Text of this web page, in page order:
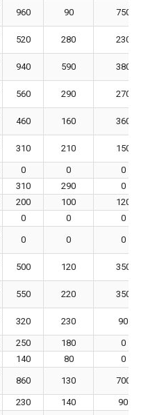
960 90 750
520 280 230
940 590 380
560 290 270
460 160 360
310 210 150
0 0
0
310 290
0
200 100
120
0 0 0
0 0 0
500 120 350
550 220 350
320 230 90
250 180
0
140 80 0
860 130 700
230 140 90